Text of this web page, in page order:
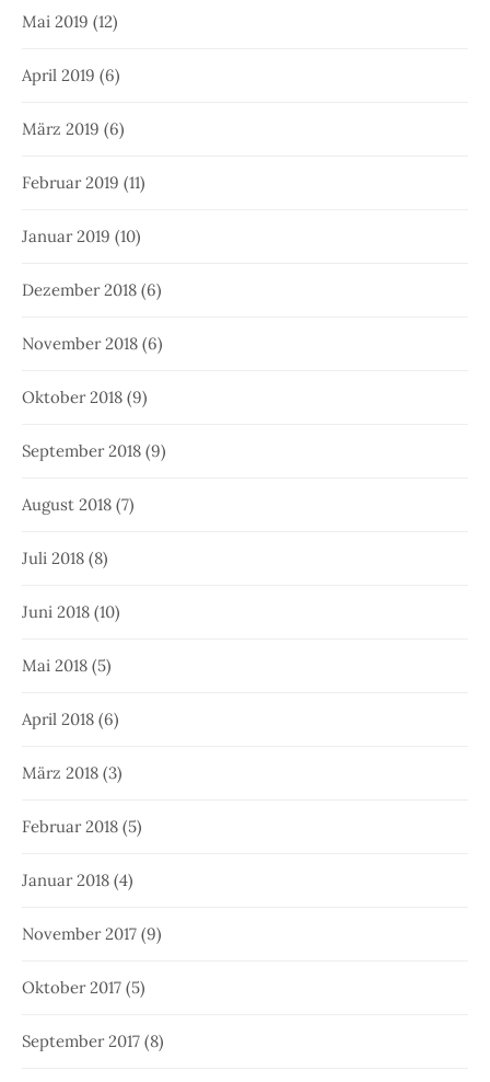
Mai 2019 (12)
April 2019 (6)
März 2019 (6)
Februar 2019 (11)
Januar 2019 (10)
Dezember 2018 (6)
November 2018 (6)
Oktober 2018 (9)
September 2018 (9)
August 2018 (7)
Juli 2018 (8)
Juni 2018 (10)
Mai 2018 (5)
April 2018 (6)
März 2018 (3)
Februar 2018 (5)
Januar 2018 (4)
November 2017 (9)
Oktober 2017 (5)
September 2017 (8)